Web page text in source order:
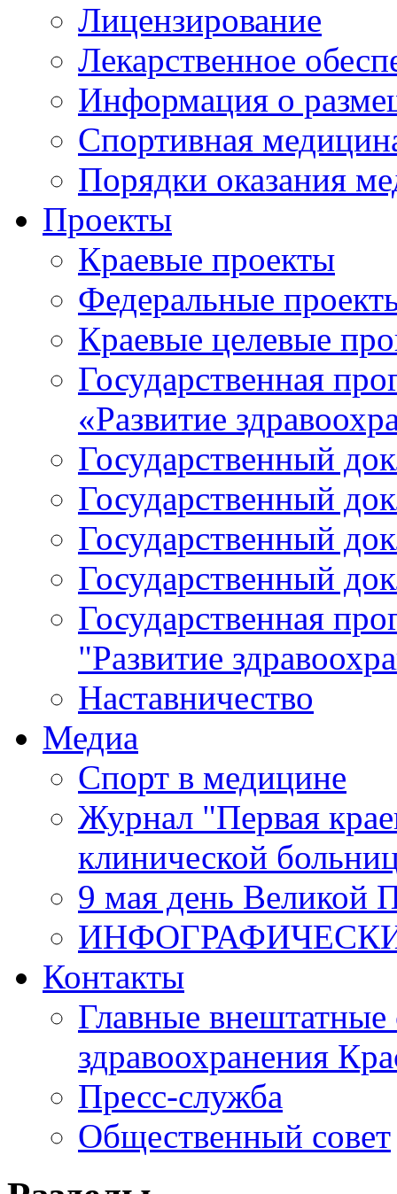
Лицензирование
Лекарственное
Информация о
Спортивная
Порядки оказания
Проекты
Краевые проекты
Федеральные
Краевые целевые
Государственная
«Развитие
Государственный
Государственный
Государственный
Государственный
Государственная
"Развитие
Наставничество
Медиа
Спорт в медицине
Журнал "Первая
клинической
9 мая день Великой
Контакты
Главные внештатные
здравоохранения
Пресс-служба
Общественный совет